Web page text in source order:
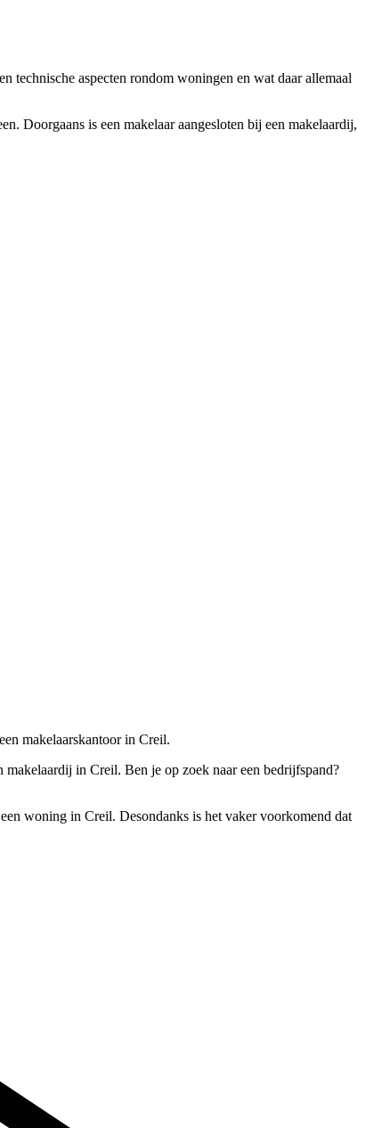
technische aspecten rondom woningen en wat daar allemaal
Doorgaans is een makelaar aangesloten bij een makelaardij,
makelaarskantoor in Creil.
in Creil. Ben je op zoek naar een bedrijfspand?
woning in Creil. Desondanks is het vaker voorkomend dat